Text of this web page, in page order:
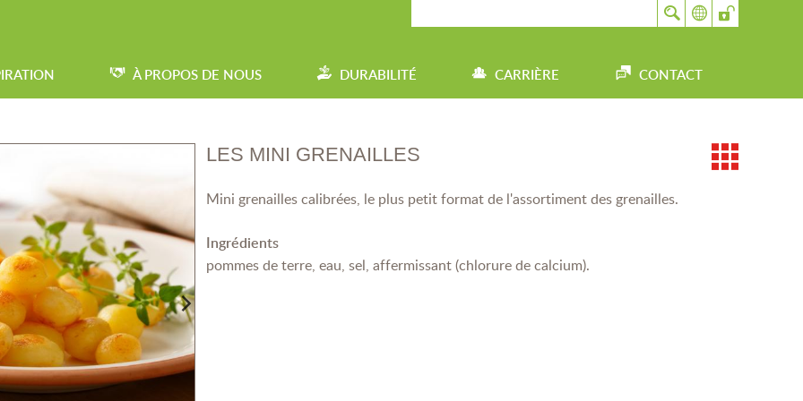
À PROPOS DE NOUS DURABILITÉ CARRIÈRE CONTACT
LES MINI GRENAILLES
Mini grenailles calibrées, le plus petit format de l'assortiment des grenailles.
Ingrédients
pommes de terre, eau, sel, affermissant (chlorure de calcium).